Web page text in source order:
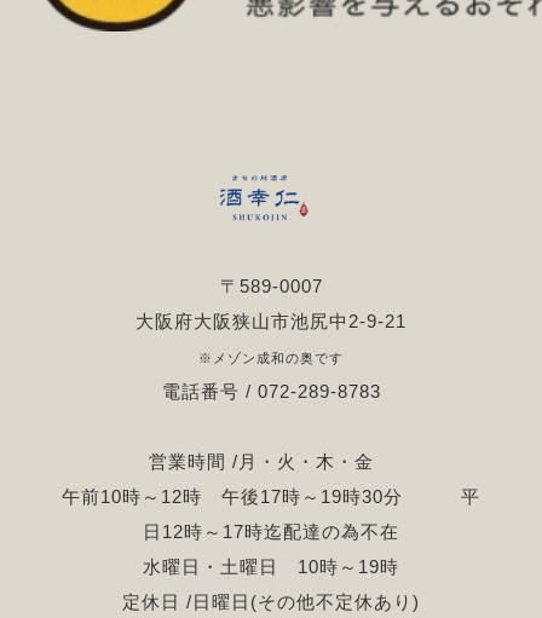
〒589-0007
大阪府大阪狭山市池尻中2-9-21
※メゾン成和の奥です
電話番号 / 072-289-8783
営業時間 /月・火・木・金
午前10時～12時 午後17時～19時30分 平
日12時～17時迄配達の為不在
水曜日・土曜日 10時～19時
定休日 /日曜日(その他不定休あり)